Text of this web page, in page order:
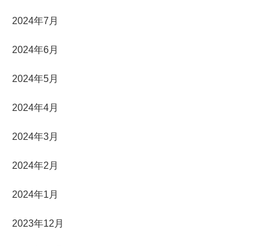
2024年7月
2024年6月
2024年5月
2024年4月
2024年3月
2024年2月
2024年1月
2023年12月